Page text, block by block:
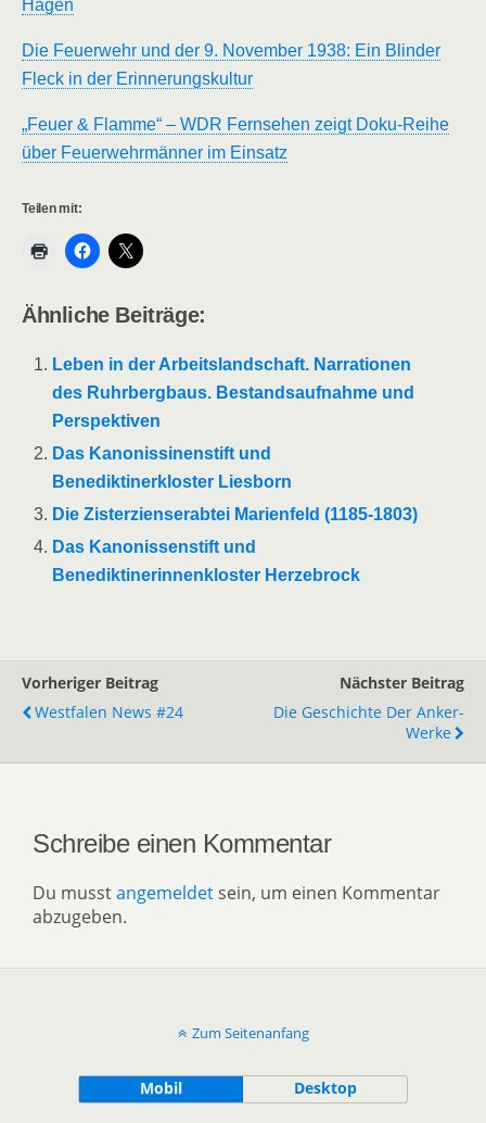
Hagen
Die Feuerwehr und der 9. November 1938: Ein Blinder
Fleck in der Erinnerungskultur
„Feuer & Flamme“ – WDR Fernsehen zeigt Doku-Reihe
über Feuerwehrmänner im Einsatz
Teilen mit:
Ähnliche Beiträge:
Leben in der Arbeitslandschaft. Narrationen
des Ruhrbergbaus. Bestandsaufnahme und
Perspektiven
Das Kanonissinenstift und
Benediktinerkloster Liesborn
Die Zisterzienserabtei Marienfeld (1185-1803)
Das Kanonissenstift und
Benediktinerinnenkloster Herzebrock
Vorheriger Beitrag
Westfalen News #24
Nächster Beitrag
Die Geschichte Der Anker-
Werke
Schreibe einen Kommentar
Du musstangemeldet sein, um einen Kommentar
abzugeben.
Zum Seitenanfang
Mobil Desktop